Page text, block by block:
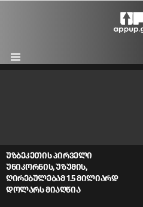
Menu
ᲣᲖᲑᲔᲙᲔᲗᲘᲡ ᲞᲘᲠᲕᲔᲚᲘ
ᲣᲜᲘᲙᲝᲠᲜᲘᲡ, ᲣᲖᲣᲛᲘᲡ,
ᲦᲘᲠᲔᲑᲣᲚᲔᲑᲐᲛ 1.5 ᲛᲘᲚᲘᲐᲠᲓ
ᲓᲝᲚᲐᲠᲡ ᲛᲘᲐᲦᲬᲘᲐ